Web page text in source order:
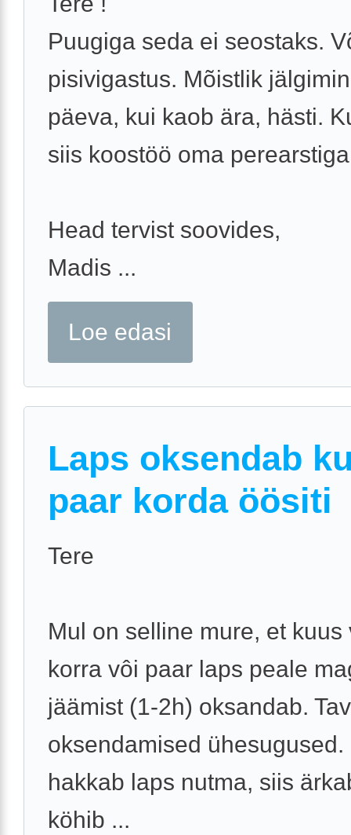
Puugiga seda ei seostaks.
pisivigastus. Mõistlik
päeva, kui kaob ära, hästi.
siis koostöö oma
Head tervist soovides,
Madis ...
Loe edasi
Laps oksendab
paar korda öösiti
Tere
Mul on selline mure, et kuus
korra vôi paar laps peale
jäämist (1-2h) oksandab.
oksendamised
hakkab laps nutma, siis
köhib ...